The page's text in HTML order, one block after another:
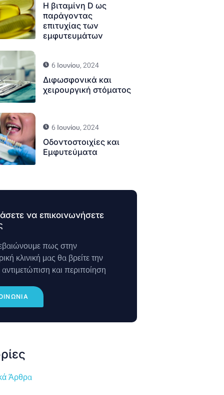
Η βιταμίνη D ως
παράγοντας
επιτυχίας των
εμφυτευμάτων
6 Ιουνίου, 2024
Διφωσφονικά και
χειρουργική στόματος
6 Ιουνίου, 2024
Οδοντοστοιχίες και
Εμφυτεύματα
να επικοινωνήσετε
πως στην
κλινική μας θα βρείτε την
και περιποίηση
Άρθρα